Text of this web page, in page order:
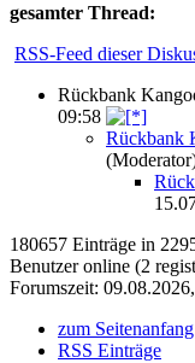
gesamter Thread:
RSS-Feed dieser
Rückbank
09:58
Rückbank
180657 Einträge in
Benutzer online (2
Forumszeit:
zum Seitenanfang
RSS Einträge